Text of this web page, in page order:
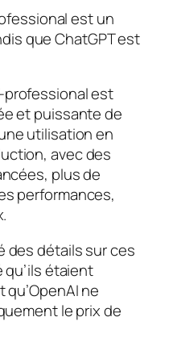
est un
que ChatGPT est
professional est
et puissante de
utilisation en
avec des
plus de
performances,
des détails sur ces
qu’ils étaient
ne
le prix de